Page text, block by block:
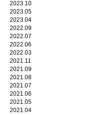
2023.10
2023.05
2023.04
2022.09
2022.07
2022.06
2022.03
2021.11
2021.09
2021.08
2021.07
2021.06
2021.05
2021.04